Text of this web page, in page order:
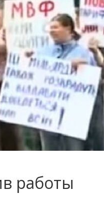
работы